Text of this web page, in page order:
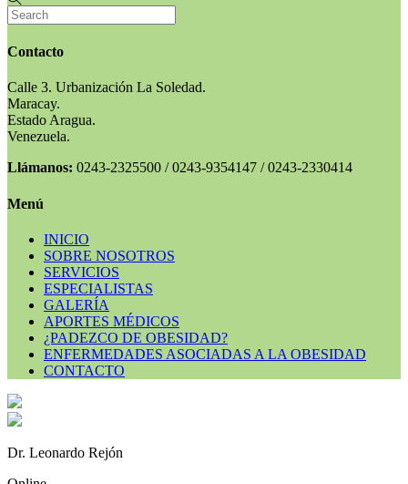
Contacto
Calle 3. Urbanización La Soledad.
Maracay.
Estado Aragua.
Venezuela.
Llámanos: 0243-2325500 / 0243-9354147 / 0243-2330414
Menú
INICIO
SOBRE NOSOTROS
SERVICIOS
ESPECIALISTAS
GALERÍA
APORTES MÉDICOS
¿PADEZCO DE OBESIDAD?
ENFERMEDADES ASOCIADAS A LA OBESIDAD
CONTACTO
Dr. Leonardo Rejón